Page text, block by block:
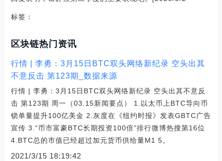
标签：
区块链热门资讯
行情 | 李勇：3月15日BTC双头网络新纪录 空头出其
不意反击 第123期_数据来源
行情 | 李勇：3月15日BTC双头网络新纪录 空头出其不意反
击 第123期 周一（03.15新闻要点） 1.以太币上BTC导向币
锁单量提升100亿美金 2.灰度在《纽约时报》发表GBTC广告
宣传 3.“币市富豪BTC长期投资100倍”排行微博热搜第16位
4.BTC总的市值已经超过加元货币供给量M1 5。
2021/3/15 18:19:42